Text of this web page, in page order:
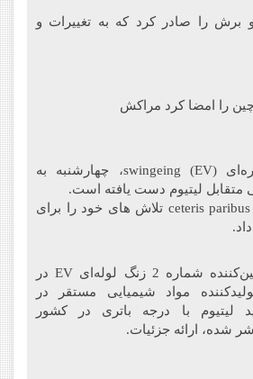
برش را صادر کرد که به تغییرات و
(LGES)، سازنده کره‌ای (EV) swingeing، چهارشنبه به
متقابل لیتیوم دست یافته است.
هیدروکسید مراکش، ceteris paribus تلاش های خود را برای
LGES، به علاوه تامین‌کننده شماره 2 زنگ لوله‌ای EV در
مواد شیمیایی مستقر در
لیتیوم با درجه باتری در کشور
شده، ارائه جزئیات.